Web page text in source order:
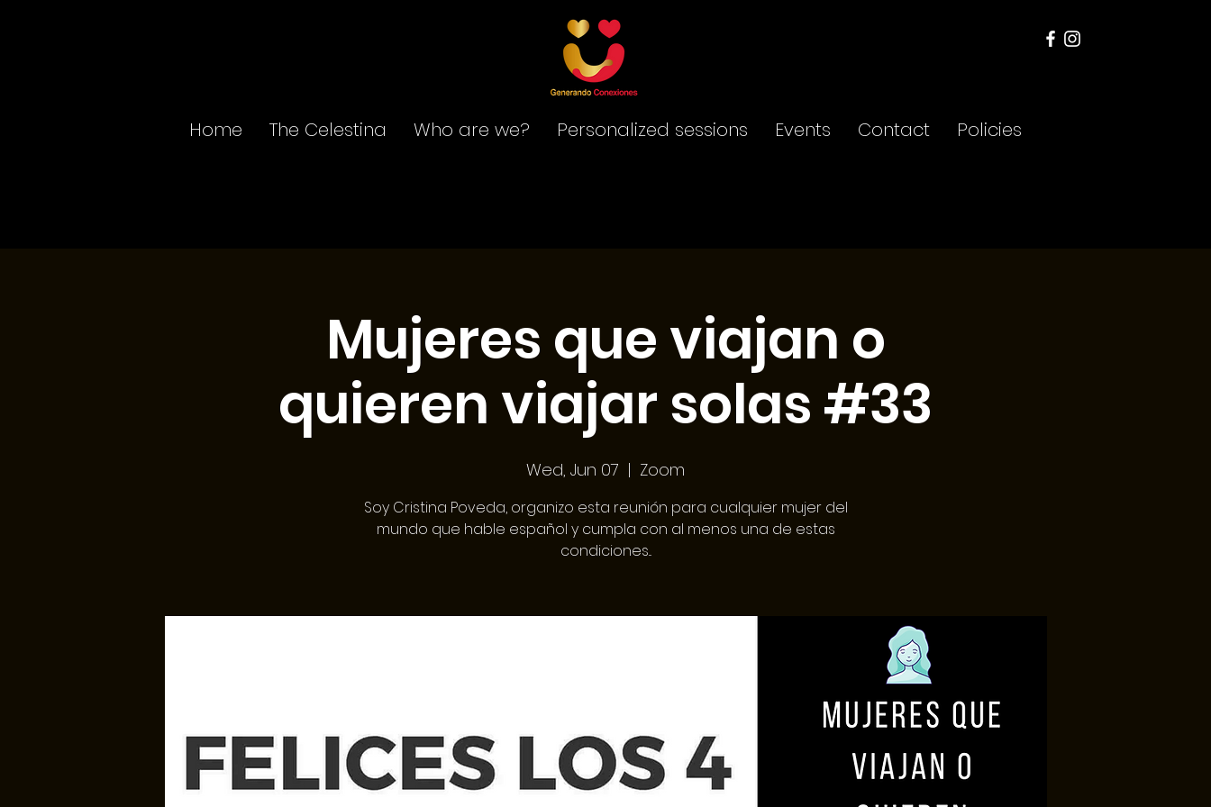
Home The Celestina Who are we? Personalized sessions Events Contact Policies
Mujeres que viajan o
quieren viajar solas #33
Wed, Jun 07
  |
Zoom
Soy Cristina Poveda, organizo esta reunión para cualquier mujer del
mundo que hable español y cumpla con al menos una de estas
condiciones...